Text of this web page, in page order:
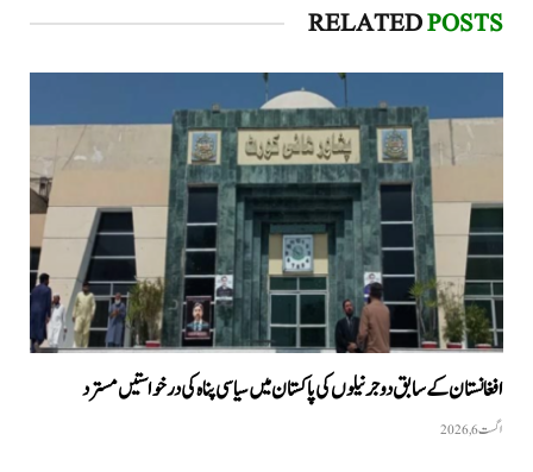
RELATEDPOSTS
افغانستان کے سابق دو جرنیلوں کی پاکستان میں سیاسی پناہ کی درخواستیں مسترد
اگست 6, 2026